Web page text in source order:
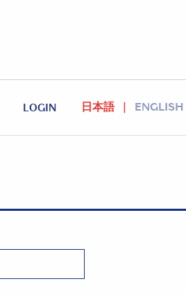
LOGIN 日本語 ENGLISH